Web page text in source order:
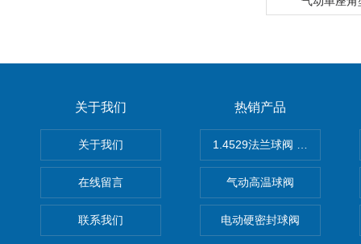
关于我们
关于我们
在线留言
联系我们
热销产品
1.4529法兰球阀 不锈钢球阀
气动高温球阀
电动硬密封球阀